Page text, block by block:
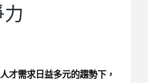
才需求日益多元的趨勢下，